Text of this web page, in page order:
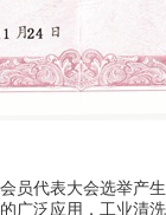
员代表大会选举产
广泛应用，工业清